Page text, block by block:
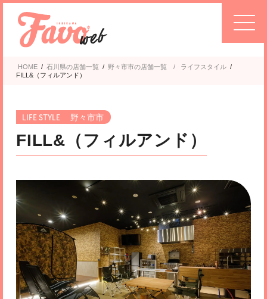
HOME / 石川県の店舗一覧 / 野々市市 ライフスタイル /
FILL&（フィルアンド）
野々市市
FILL&（フィルアンド）